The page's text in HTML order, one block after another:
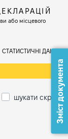
або місцевого
СТАТИСТИЧНІ ДАНІ
шукати скрізьЗміст документа